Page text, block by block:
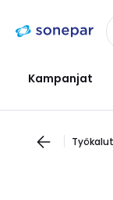
navigointiin
Kampanjat